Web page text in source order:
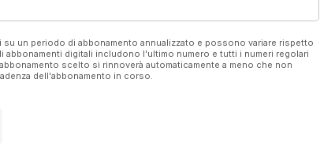
un periodo di abbonamento annualizzato e possono variare rispetto
digitali includono l'ultimo numero e tutti i numeri regolari
scelto si rinnoverà automaticamente a meno che non
dell'abbonamento in corso.